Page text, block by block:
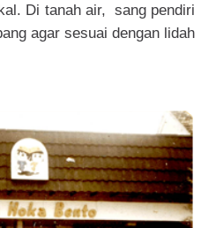
Di tanah air, sang pendiri
agar sesuai dengan lidah